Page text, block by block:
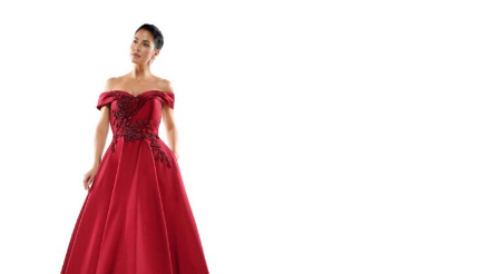
MÚLTIPLES
VARIANTES.
OPCIONES
PUEDEN